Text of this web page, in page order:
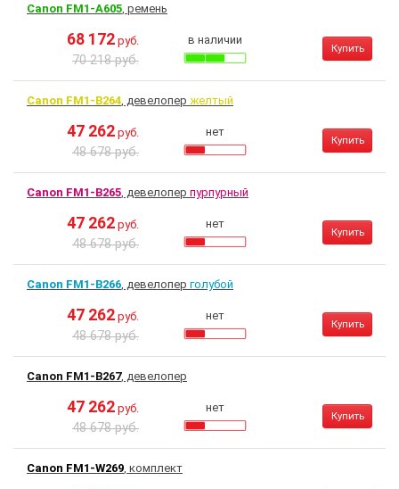
Canon FM1-A605, ремень
68 172 руб.
70 218 руб.
в наличии
Купить
Canon FM1-B264, девелопер желтый
47 262 руб.
48 678 руб.
нет
Купить
Canon FM1-B265, девелопер пурпурный
47 262 руб.
48 678 руб.
нет
Купить
Canon FM1-B266, девелопер голубой
47 262 руб.
48 678 руб.
нет
Купить
Canon FM1-B267, девелопер
47 262 руб.
48 678 руб.
нет
Купить
Canon FM1-W269, комплект